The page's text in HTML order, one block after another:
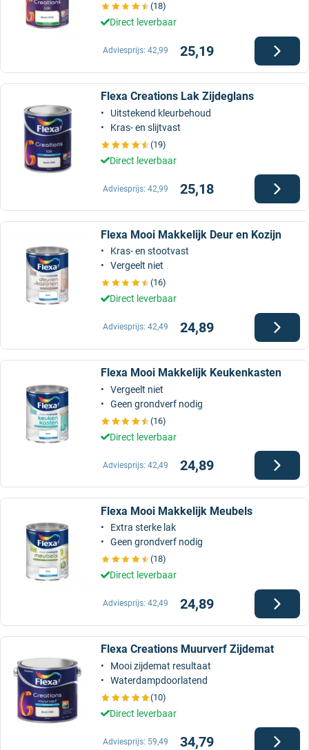
(18)
Direct leverbaar
25,19
Adviesprijs: 42,99
Flexa Creations Lak Zijdeglans
Uitstekend kleurbehoud
Kras- en slijtvast
(19)
Direct leverbaar
25,18
Adviesprijs: 42,99
Flexa Mooi Makkelijk Deur en Kozijn
Kras- en stootvast
Vergeelt niet
(16)
Direct leverbaar
24,89
Adviesprijs: 42,49
Flexa Mooi Makkelijk Keukenkasten
Vergeelt niet
Geen grondverf nodig
(16)
Direct leverbaar
24,89
Adviesprijs: 42,49
Flexa Mooi Makkelijk Meubels
Extra sterke lak
Geen grondverf nodig
(18)
Direct leverbaar
24,89
Adviesprijs: 42,49
Flexa Creations Muurverf Zijdemat
Mooi zijdemat resultaat
Waterdampdoorlatend
(10)
Direct leverbaar
34,79
Adviesprijs: 59,49